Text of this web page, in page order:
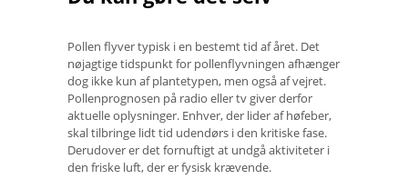
Pollen flyver typisk i en bestemt tid af året. Det
nøjagtige tidspunkt for pollenflyvningen afhænger
dog ikke kun af plantetypen, men også af vejret.
Pollenprognosen på radio eller tv giver derfor
aktuelle oplysninger. Enhver, der lider af høfeber,
skal tilbringe lidt tid udendørs i den kritiske fase.
Derudover er det fornuftigt at undgå aktiviteter i
den friske luft, der er fysisk krævende.